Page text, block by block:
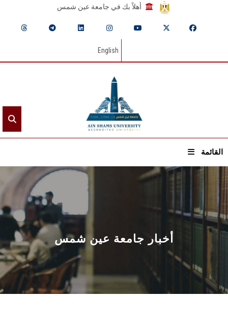
أهلاً بك في جامعة عين شمس
English
القائمة
الرئيسيـة
عن الجامعة
القطاعـات
الشئون الأكاديمية
البحث العلمي
أخبار جامعة عين شمس